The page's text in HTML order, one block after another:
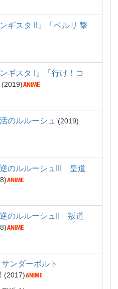
ギスタ II』「ベルリ 撃
ギスタ I』「行け！コ
2019
のルルーシュ 2019
のルルーシュIII 皇道
のルルーシュII 叛道
サンダーボルト
2017